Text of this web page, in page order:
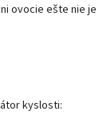
ovocie ešte nie je
kyslosti: